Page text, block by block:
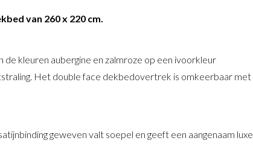
van 260 x 220 cm.
de kleuren aubergine en zalmroze op een ivoorkleur
Het double face dekbedovertrek is omkeerbaar met
geweven valt soepel en geeft een aangenaam luxe